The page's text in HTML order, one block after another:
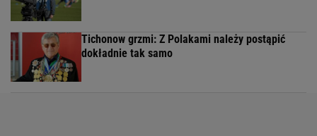
Tichonow grzmi: Z Polakami należy postąpić
dokładnie tak samo